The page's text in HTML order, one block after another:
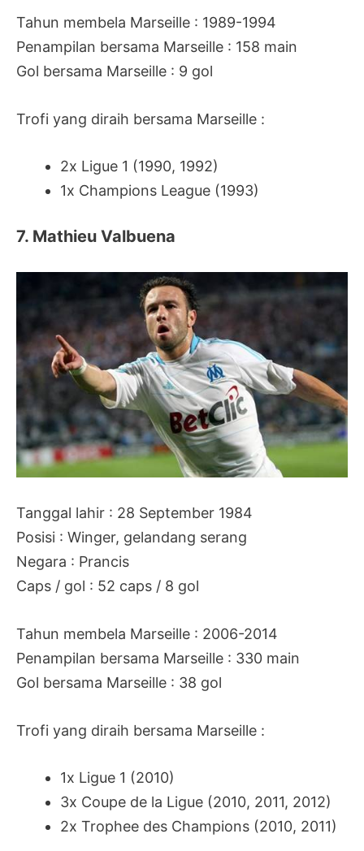
Tahun membela Marseille : 1989-1994
Penampilan bersama Marseille : 158 main
Gol bersama Marseille : 9 gol
Trofi yang diraih bersama Marseille :
2x Ligue 1 (1990, 1992)
1x Champions League (1993)
7. Mathieu Valbuena
Tanggal lahir : 28 September 1984
Posisi : Winger, gelandang serang
Negara : Prancis
Caps / gol : 52 caps / 8 gol
Tahun membela Marseille : 2006-2014
Penampilan bersama Marseille : 330 main
Gol bersama Marseille : 38 gol
Trofi yang diraih bersama Marseille :
1x Ligue 1 (2010)
3x Coupe de la Ligue (2010, 2011, 2012)
2x Trophee des Champions (2010, 2011)